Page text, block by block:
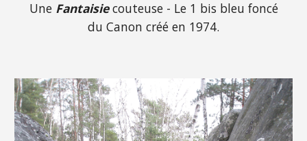
Une Fantaisiecouteuse - Le 1 bis bleu foncé
du Canon créé en 1974.